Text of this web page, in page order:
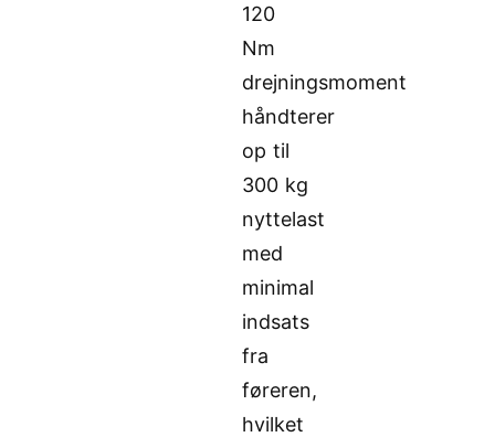
120
Nm
drejningsmoment
håndterer
op til
300 kg
nyttelast
med
minimal
indsats
fra
føreren,
hvilket